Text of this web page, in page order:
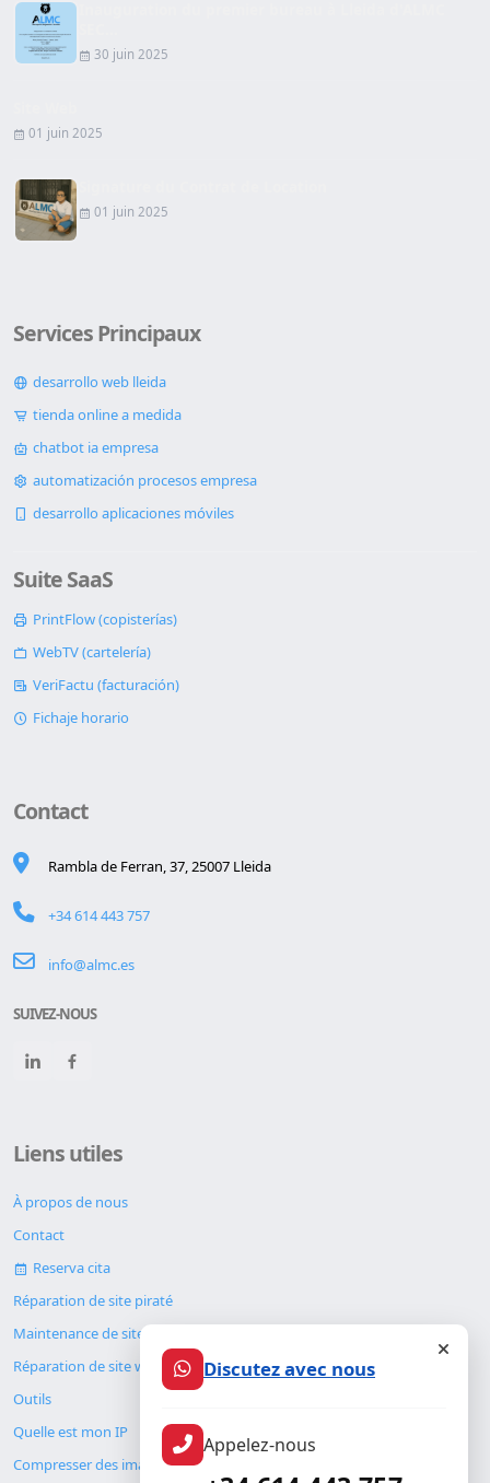
30 juin 2025
01 juin 2025
01 juin 2025
Services Principaux
desarrollo web lleida
tienda online a medida
chatbot ia empresa
automatización procesos empresa
desarrollo aplicaciones móviles
Suite SaaS
PrintFlow (copisterías)
WebTV (cartelería)
VeriFactu (facturación)
Fichaje horario
Contact
Rambla de Ferran, 37, 25007 Lleida
+34 614 443 757
info@almc.es
SUIVEZ-NOUS
Liens utiles
À propos de nous
Contact
Reserva cita
Réparation de site piraté
Maintenance de site web
Réparation de site web
Outils
Quelle est mon IP
Compresser des images
Discutez avec nous
Appelez-nous